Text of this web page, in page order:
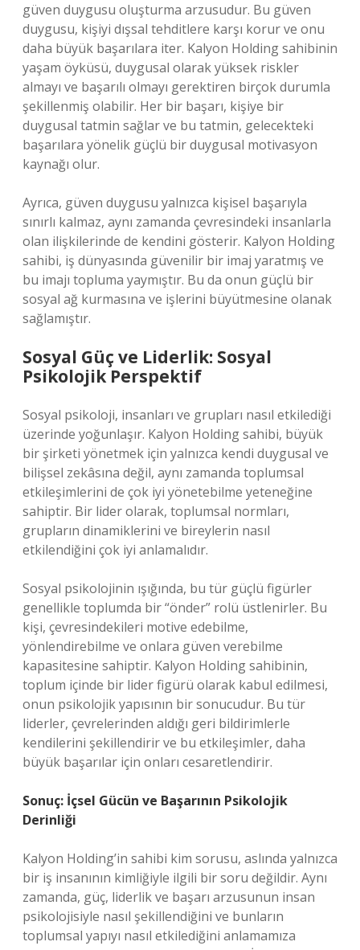
güven duygusu oluşturma arzusudur. Bu güven
duygusu, kişiyi dışsal tehditlere karşı korur ve onu
daha büyük başarılara iter. Kalyon Holding sahibinin
yaşam öyküsü, duygusal olarak yüksek riskler
almayı ve başarılı olmayı gerektiren birçok durumla
şekillenmiş olabilir. Her bir başarı, kişiye bir
duygusal tatmin sağlar ve bu tatmin, gelecekteki
başarılara yönelik güçlü bir duygusal motivasyon
kaynağı olur.
Ayrıca, güven duygusu yalnızca kişisel başarıyla
sınırlı kalmaz, aynı zamanda çevresindeki insanlarla
olan ilişkilerinde de kendini gösterir. Kalyon Holding
sahibi, iş dünyasında güvenilir bir imaj yaratmış ve
bu imajı topluma yaymıştır. Bu da onun güçlü bir
sosyal ağ kurmasına ve işlerini büyütmesine olanak
sağlamıştır.
Sosyal Güç ve Liderlik: Sosyal
Psikolojik Perspektif
Sosyal psikoloji, insanları ve grupları nasıl etkilediği
üzerinde yoğunlaşır. Kalyon Holding sahibi, büyük
bir şirketi yönetmek için yalnızca kendi duygusal ve
bilişsel zekâsına değil, aynı zamanda toplumsal
etkileşimlerini de çok iyi yönetebilme yeteneğine
sahiptir. Bir lider olarak, toplumsal normları,
grupların dinamiklerini ve bireylerin nasıl
etkilendiğini çok iyi anlamalıdır.
Sosyal psikolojinin ışığında, bu tür güçlü figürler
genellikle toplumda bir “önder” rolü üstlenirler. Bu
kişi, çevresindekileri motive edebilme,
yönlendirebilme ve onlara güven verebilme
kapasitesine sahiptir. Kalyon Holding sahibinin,
toplum içinde bir lider figürü olarak kabul edilmesi,
onun psikolojik yapısının bir sonucudur. Bu tür
liderler, çevrelerinden aldığı geri bildirimlerle
kendilerini şekillendirir ve bu etkileşimler, daha
büyük başarılar için onları cesaretlendirir.
Sonuç: İçsel Gücün ve Başarının Psikolojik
Derinliği
Kalyon Holding’in sahibi kim sorusu, aslında yalnızca
bir iş insanının kimliğiyle ilgili bir soru değildir. Aynı
zamanda, güç, liderlik ve başarı arzusunun insan
psikolojisiyle nasıl şekillendiğini ve bunların
toplumsal yapıyı nasıl etkilediğini anlamamıza